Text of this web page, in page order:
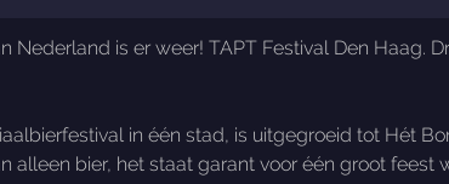
Nederland is er weer! TAPT Festival Den Haag.
in één stad, is uitgegroeid tot Hét
alleen bier, het staat garant voor één groot